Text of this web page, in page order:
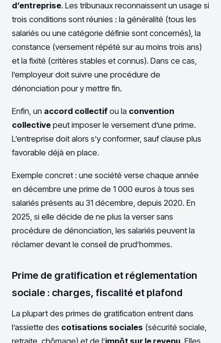
d’entreprise. Les tribunaux reconnaissent un usage si
trois conditions sont réunies : la généralité (tous les
salariés ou une catégorie définie sont concernés), la
constance (versement répété sur au moins trois ans)
et la fixité (critères stables et connus). Dans ce cas,
l’employeur doit suivre une procédure de
dénonciation pour y mettre fin.
Enfin, un accord collectif ou la convention
collective peut imposer le versement d’une prime.
L’entreprise doit alors s’y conformer, sauf clause plus
favorable déjà en place.
Exemple concret : une société verse chaque année
en décembre une prime de 1 000 euros à tous ses
salariés présents au 31 décembre, depuis 2020. En
2025, si elle décide de ne plus la verser sans
procédure de dénonciation, les salariés peuvent la
réclamer devant le conseil de prud’hommes.
Prime de gratification et réglementation
sociale : charges, fiscalité et plafond
La plupart des primes de gratification entrent dans
l’assiette des cotisations sociales (sécurité sociale,